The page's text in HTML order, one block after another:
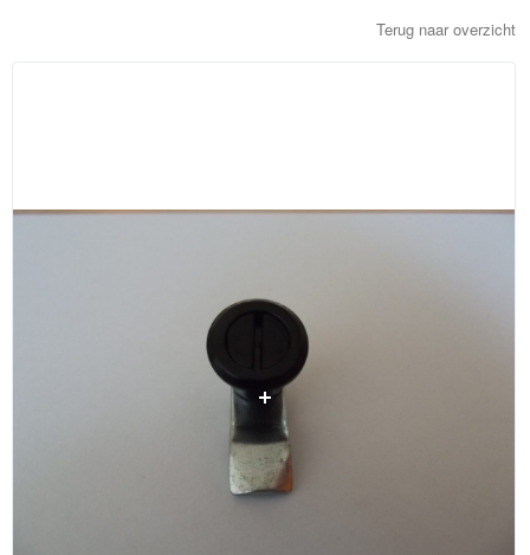
Terug naar overzicht